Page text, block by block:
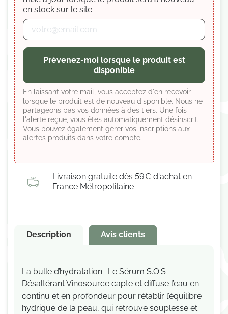
en stock sur le site.
Prévenez-moi lorsque le produit est
disponible
En laissant votre mail, vous acceptez d'en recevoir
lorsque le produit est de nouveau disponible. Nous ne
partageons pas vos données à des tiers. Une fois
l'alerte reçue, vous êtes automatiquement désinscrit.
Vous pouvez également gérer vos inscriptions aux
alertes produits dans votre compte.
Livraison gratuite dès 59€ d'achat en
France Métropolitaine
Description Avis clients
La bulle d’hydratation : Le Sérum S.O.S
Désaltérant Vinosource capte et diffuse l’eau en
continu et en profondeur pour rétablir l’équilibre
hydrique de la peau, qui retrouve souplesse et